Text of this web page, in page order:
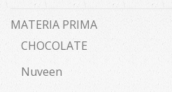
MATERIA PRIMA
CHOCOLATE
Nuveen